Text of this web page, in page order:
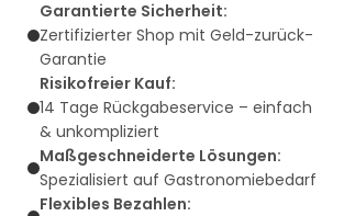
Garantierte Sicherheit:
Zertifizierter Shop mit Geld-zurück-
Garantie
Risikofreier Kauf:
14 Tage Rückgabeservice – einfach
& unkompliziert
Maßgeschneiderte Lösungen:
Spezialisiert auf Gastronomiebedarf
Flexibles Bezahlen: